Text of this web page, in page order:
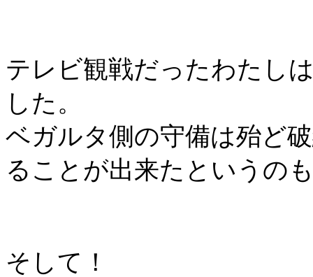
テレビ観戦だったわたし
した。
ベガルタ側の守備は殆ど
ることが出来たというの
そして！